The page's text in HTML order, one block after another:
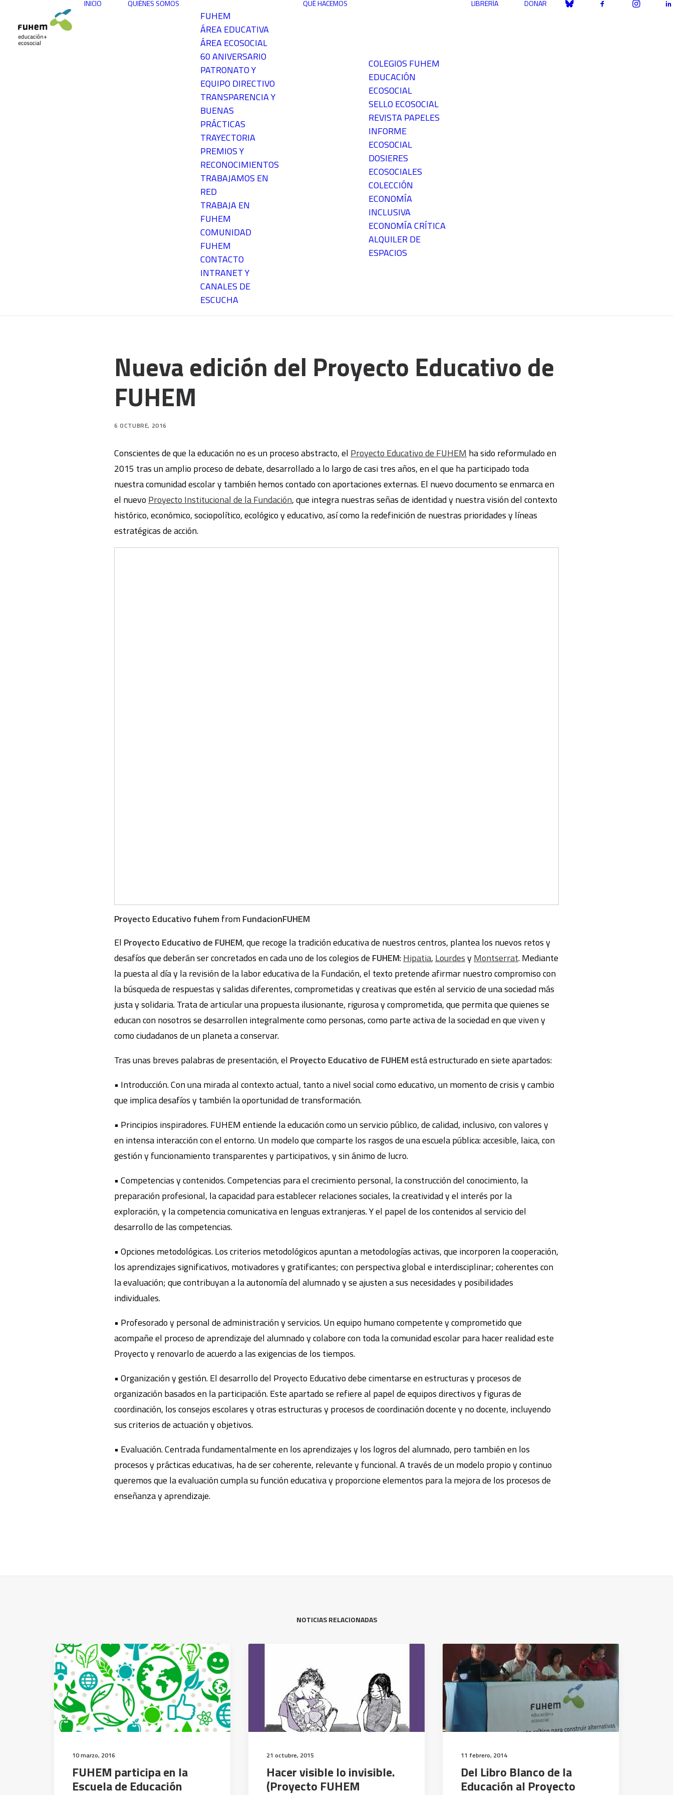
INICIO QUIÉNES SOMOS
FUHEM
ÁREA EDUCATIVA
ÁREA ECOSOCIAL
60 ANIVERSARIO
PATRONATO Y
EQUIPO DIRECTIVO
TRANSPARENCIA Y
BUENAS
PRÁCTICAS
TRAYECTORIA
PREMIOS Y
RECONOCIMIENTOS
TRABAJAMOS EN
RED
TRABAJA EN
FUHEM
COMUNIDAD
FUHEM
CONTACTO
INTRANET Y
CANALES DE
ESCUCHA
QUÉ HACEMOS
COLEGIOS FUHEM
EDUCACIÓN
ECOSOCIAL
SELLO ECOSOCIAL
REVISTA PAPELES
INFORME
ECOSOCIAL
DOSIERES
ECOSOCIALES
COLECCIÓN
ECONOMÍA
INCLUSIVA
ECONOMÍA CRÍTICA
ALQUILER DE
ESPACIOS
LIBRERÍA DONAR
Nueva edición del Proyecto Educativo de
FUHEM
6 OCTUBRE, 2016
Conscientes de que la educación no es un proceso abstracto, el Proyecto Educativo de FUHEM ha sido reformulado en
2015 tras un amplio proceso de debate, desarrollado a lo largo de casi tres años, en el que ha participado toda
nuestra comunidad escolar y también hemos contado con aportaciones externas. El nuevo documento se enmarca en
el nuevo Proyecto Institucional de la Fundación, que integra nuestras señas de identidad y nuestra visión del contexto
histórico, económico, sociopolítico, ecológico y educativo, así como la redefinición de nuestras prioridades y líneas
estratégicas de acción.
Proyecto Educativo fuhem fromFundacionFUHEM
El Proyecto Educativo de FUHEM, que recoge la tradición educativa de nuestros centros, plantea los nuevos retos y
desafíos que deberán ser concretados en cada uno de los colegios de FUHEM:Hipatia, LourdesyMontserrat. Mediante
la puesta al día y la revisión de la labor educativa de la Fundación, el texto pretende afirmar nuestro compromiso con
la búsqueda de respuestas y salidas diferentes, comprometidas y creativas que estén al servicio de una sociedad más
justa y solidaria. Trata de articular una propuesta ilusionante, rigurosa y comprometida, que permita que quienes se
educan con nosotros se desarrollen integralmente como personas, como parte activa de la sociedad en que viven y
como ciudadanos de un planeta a conservar.
Tras unas breves palabras de presentación, el Proyecto Educativo de FUHEMestá estructurado en siete apartados:
• Introducción. Con una mirada al contexto actual, tanto a nivel social como educativo, un momento de crisis y cambio
que implica desafíos y también la oportunidad de transformación.
• Principios inspiradores. FUHEM entiende la educación como un servicio público, de calidad, inclusivo, con valores y
en intensa interacción con el entorno. Un modelo que comparte los rasgos de una escuela pública: accesible, laica, con
gestión y funcionamiento transparentes y participativos, y sin ánimo de lucro.
• Competencias y contenidos. Competencias para el crecimiento personal, la construcción del conocimiento, la
preparación profesional, la capacidad para establecer relaciones sociales, la creatividad y el interés por la
exploración, y la competencia comunicativa en lenguas extranjeras. Y el papel de los contenidos al servicio del
desarrollo de las competencias.
• Opciones metodológicas. Los criterios metodológicos apuntan a metodologías activas, que incorporen la cooperación,
los aprendizajes significativos, motivadores y gratificantes; con perspectiva global e interdisciplinar; coherentes con
la evaluación; que contribuyan a la autonomía del alumnado y se ajusten a sus necesidades y posibilidades
individuales.
• Profesorado y personal de administración y servicios. Un equipo humano competente y comprometido que
acompañe el proceso de aprendizaje del alumnado y colabore con toda la comunidad escolar para hacer realidad este
Proyecto y renovarlo de acuerdo a las exigencias de los tiempos.
• Organización y gestión. El desarrollo del Proyecto Educativo debe cimentarse en estructuras y procesos de
organización basados en la participación. Este apartado se refiere al papel de equipos directivos y figuras de
coordinación, los consejos escolares y otras estructuras y procesos de coordinación docente y no docente, incluyendo
sus criterios de actuación y objetivos.
• Evaluación. Centrada fundamentalmente en los aprendizajes y los logros del alumnado, pero también en los
procesos y prácticas educativas, ha de ser coherente, relevante y funcional. A través de un modelo propio y continuo
queremos que la evaluación cumpla su función educativa y proporcione elementos para la mejora de los procesos de
enseñanza y aprendizaje.
NOTICIAS RELACIONADAS
10 marzo, 2016
FUHEM participa en la
Escuela de Educación
21 octubre, 2015
Hacer visible lo invisible.
(Proyecto FUHEM
11 febrero, 2014
Del Libro Blanco de la
Educación al Proyecto